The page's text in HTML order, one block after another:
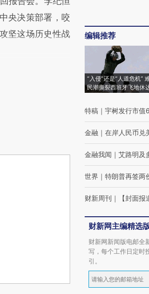
央决策部署，咬
坚这场历史性战
编辑推荐
“入侵”还是“人道危机”
民潮撕裂西班牙飞地休
特稿 ｜ 宇树发行市值
金融 ｜ 在岸人民币兑
金融我闻 ｜ 艾路明及
世界 ｜ 特朗普再签两
财新周刊 ｜ 【封面
财新网主编精选
财新网新闻版电邮全
写，每个工作日定时
引。